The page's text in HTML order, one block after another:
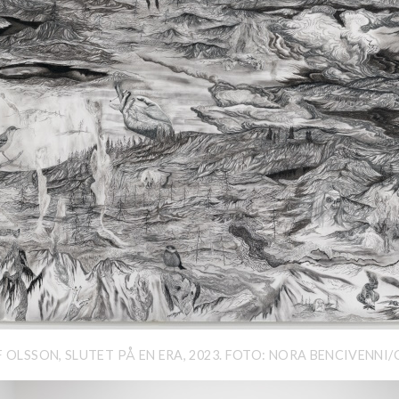
OLSSON, SLUTET PÅ EN ERA, 2023. FOTO: NORA BENCIVENNI/